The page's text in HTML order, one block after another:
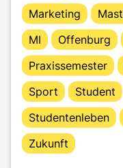
Marketing
MI
Offenburg
Praxissemester
Sport
Student
Studentenleben
Zukunft